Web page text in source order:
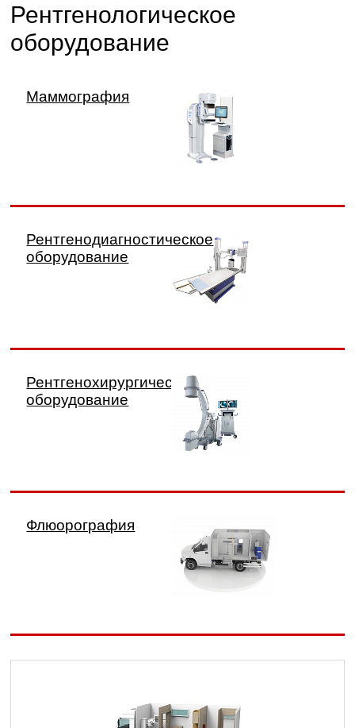
Рентгенологическое
оборудование
Маммография
Рентгенодиагностическое
оборудование
Рентгенохирургическое
оборудование
Флюорография